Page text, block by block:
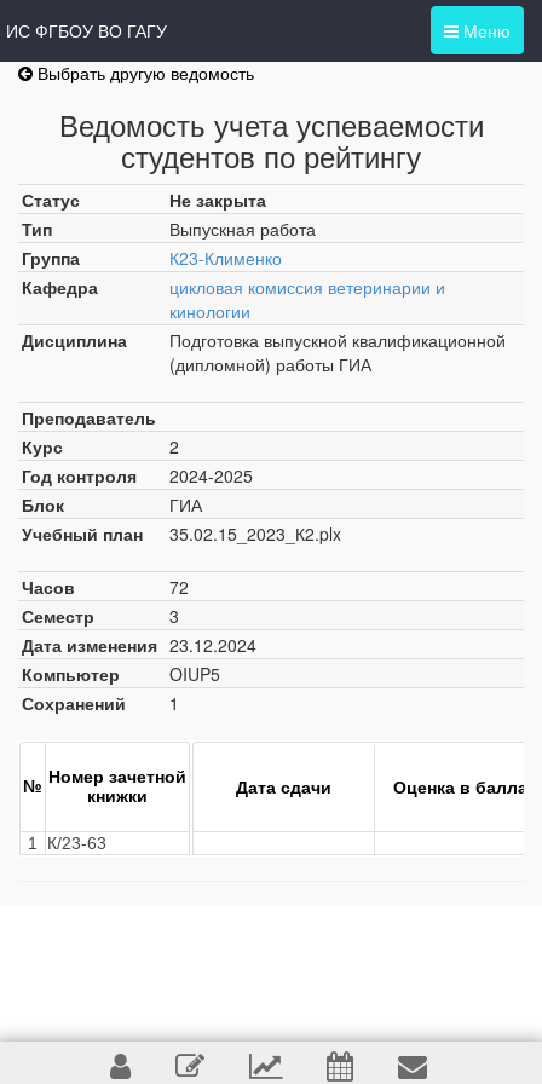
Меню
ИС ФГБОУ ВО ГАГУ
Выбрать другую ведомость
Ведомость учета успеваемости
студентов по рейтингу
Статус
Не закрыта
Тип
Выпускная работа
Группа
К23-Клименко
Кафедра
цикловая комиссия ветеринарии и
кинологии
Дисциплина
Подготовка выпускной квалификационной
(дипломной) работы ГИА
Преподаватель
Курс
2
Год контроля
2024-2025
Блок
ГИА
Учебный план
35.02.15_2023_К2.plx
Часов
72
Семестр
3
Дата изменения 23.12.2024
Компьютер
OIUP5
Сохранений
1
№ Номер зачетной
книжки
1 К/23-63
Дата сдачи Оценка в баллах